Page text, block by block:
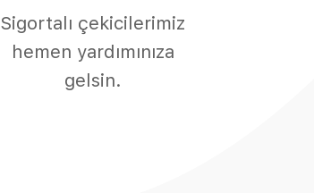
Sigortalı çekicilerimiz
hemen yardımınıza
gelsin.